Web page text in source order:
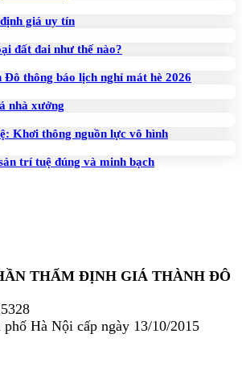
giá uy tín
đất đai như thế nào?
thông báo lịch nghỉ mát hè 2026
nhà xưởng
Khơi thông nguồn lực vô hình
trí tuệ đúng và minh bạch
THẨM ĐỊNH GIÁ THÀNH ĐÔ
Hà Nội cấp ngày 13/10/2015